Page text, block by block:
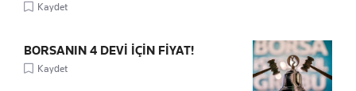
Kaydet
BORSANIN 4 DEVİ İÇİN FİYAT!
Kaydet